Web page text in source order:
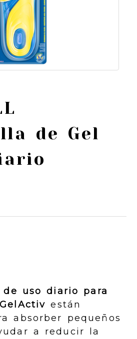
de Gel
uso diario para
están
absorber pequeños
a reducir la